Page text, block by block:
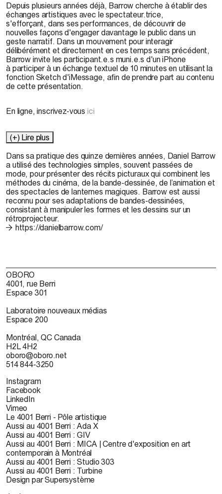
Depuis plusieurs années déjà, Barrow cherche à établir des
échanges artistiques avec le spectateur.trice,
s'efforçant, dans ses performances, de découvrir de
nouvelles façons d'engager davantage le public dans un
geste narratif. Dans un mouvement pour interagir
délibérément et directement en ces temps sans précédent,
Barrow invite les participant.e.s muni.e.s d'un iPhone
à participer à un échange textuel de 10 minutes en utilisant la
fonction Sketch d'iMessage, afin de prendre part au contenu
de cette présentation.
En ligne, inscrivez-vous ici
(+) Lire plus
Dans sa pratique des quinze dernières années, Daniel Barrow
a utilisé des technologies simples, souvent passées de
mode, pour présenter des récits picturauxqui combinent les
méthodes du cinéma, de la bande-dessinée, de l’animation et
des spectacles de lanternes magiques. Barrow estaussi
reconnu pour ses adaptations de bandes-dessinées,
consistant à manipuler les formes et les dessins sur un
rétroprojecteur.
https://danielbarrow.com/
OBORO
4001, rue Berri
Espace 301
Laboratoire nouveaux médias
Espace 200
Montréal, QC Canada
H2L 4H2
oboro@oboro.net
514 844-3250
Instagram
Facebook
LinkedIn
Vimeo
Le 4001 Berri - Pôle artistique
Aussi au 4001 Berri : Ada X
Aussi au 4001 Berri : GIV
Aussi au 4001 Berri : MICA | Centre d'exposition en art
contemporain à Montréal
Aussi au 4001 Berri : Studio 303
Aussi au 4001 Berri : Turbine
Design par Supersystème